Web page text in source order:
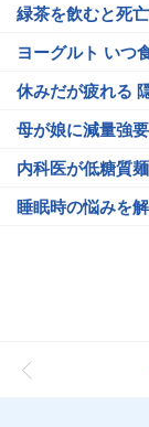
緑茶を飲むと死
ヨーグルト いつ
休みだが疲れる
母が娘に減量強
内科医が低糖質
睡眠時の悩みを